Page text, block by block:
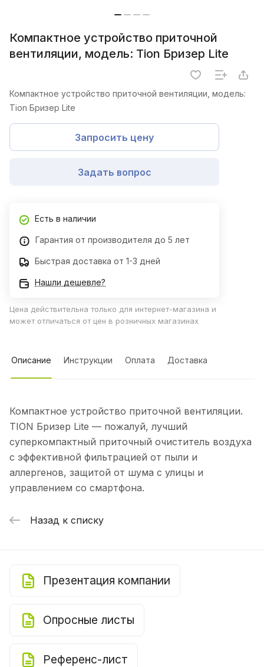
Компактное устройство приточной
вентиляции, модель: Tion Бризер Lite
Компактное устройство приточной вентиляции, модель:
Tion Бризер Lite
Запросить цену
Задать вопрос
Есть в наличии
Гарантия от производителя до 5 лет
Быстрая доставка от 1-3 дней
Нашли дешевле?
Цена действительна только для интернет-магазина и
может отличаться от цен в розничных магазинах
Описание Инструкции Оплата Доставка
Компактное устройство приточной вентиляции.
TION Бризер Lite — пожалуй, лучший
суперкомпактный приточный очиститель воздуха
с эффективной фильтрацией от пыли и
аллергенов, защитой от шума с улицы и
управлением со смартфона.
Назад к списку
Презентация компании
Опросные листы
Референс-лист